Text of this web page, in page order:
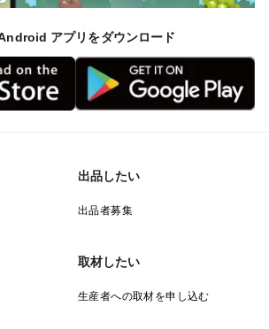
アプリをダウンロード
出品したい
出品者募集
取材したい
生産者への取材を申し込む